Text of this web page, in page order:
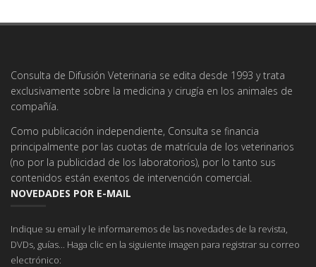
Consulta de Difusión Veterinaria se edita desde 1993 y trata
exclusivamente sobre la medicina y cirugía en los animales de
compañía.
Como publicación independiente, Consulta se financia
principalmente por las cuotas de matrícula de los veterinarios
(no por la publicidad de los laboratorios), por lo tanto sus
contenidos están exentos de intervención comercial.
NOVEDADES POR E-MAIL
Indique su email y le informaremos de las novedades de la revista,
DVDs, guías... Haga clic en la siguiente imagen para registrar su correo
electrónico: